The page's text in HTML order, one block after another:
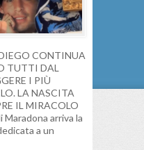
CONTINUA
TUTTI DAL
I PIÙ
LA NASCITA
IL MIRACOLO
Maradona arriva la
a un